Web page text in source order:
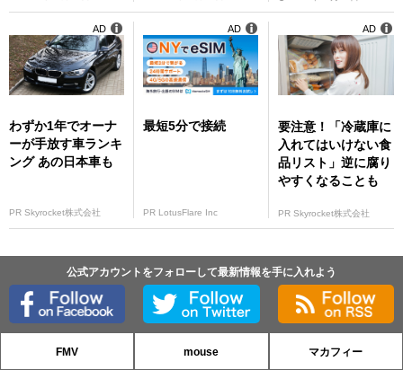
わずか1年でオーナ
ーが手放す車ランキ
ング あの日本車も
PR Skyrocket株式会社
AD
最短5分で接続
PR LotusFlare Inc
AD
要注意！「冷蔵庫に
入れてはいけない食
品リスト」逆に腐り
やすくなることも
PR Skyrocket株式会社
AD
公式アカウントをフォローして最新情報を手に入れよう
FMV mouse マカフィー